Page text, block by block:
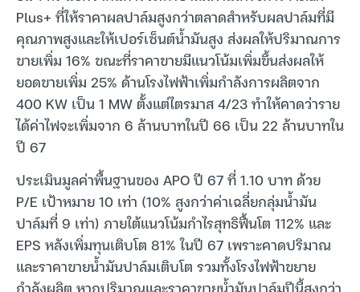
Plus+ ที่ให้ราคาผลปาล์มสูงกว่าตลาดสำหรับผลปาล์มที่มี
คุณภาพสูงและให้เปอร์เซ็นต์น้ำมันสูง ส่งผลให้ปริมาณการ
ขายเพิ่ม 16% ขณะที่ราคาขายมีแนวโน้มเพิ่มขึ้นส่งผลให้
ยอดขายเพิ่ม 25% ด้านโรงไฟฟ้าเพิ่มกำลังการผลิตจาก
400 KW เป็น 1 MW ตั้งแต่ไตรมาส 4/23 ทำให้คาดว่าราย
ได้ค่าไฟจะเพิ่มจาก 6 ล้านบาทในปี 66 เป็น 22 ล้านบาทใน
ปี 67
ประเมินมูลค่าพื้นฐานของ APO ปี 67 ที่ 1.10 บาท ด้วย
P/E เป้าหมาย 10 เท่า (10% สูงกว่าค่าเฉลี่ยกลุ่มน้ำมัน
ปาล์มที่ 9 เท่า) ภายใต้แนวโน้มกำไรสุทธิฟื้นโต 112% และ
EPS หลังเพิ่มทุนเติบโต 81% ในปี 67 เพราะคาดปริมาณ
และราคาขายน้ำมันปาล์มเติบโต รวมทั้งโรงไฟฟ้าขยาย